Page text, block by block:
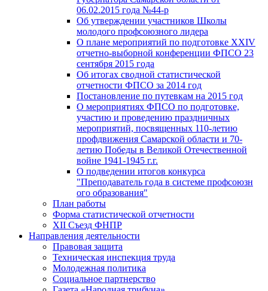
06.02.2015 года №44-р
Об утверждении участников Школы
молодого профсоюзного лидера
О плане мероприятий по подготовке XXIV
отчетно-выборной конференции ФПСО 23
сентября 2015 года
Об итогах сводной статистической
отчетности ФПСО за 2014 год
Постановление по путевкам на 2015 год
О мероприятиях ФПСО по подготовке,
участию и проведению праздничных
мероприятий, посвященных 110-летию
профдвижения Самарской области и 70-
летию Победы в Великой Отечественной
войне 1941-1945 г.г.
О подведении итогов конкурса
"Преподаватель года в системе профсоюзн
ого образования"
План работы
Форма статистической отчетности
XII Съезд ФНПР
Направления деятельности
Правовая защита
Техническая инспекция труда
Молодежная политика
Социальное партнерство